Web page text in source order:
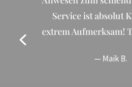
Service ist absolut
extrem Aufmerksam!
— Maik B.